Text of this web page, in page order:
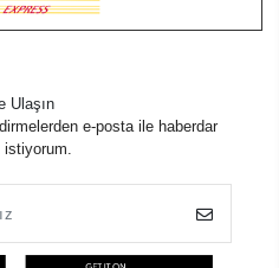
Ulaşın
e-posta ile haberdar
istiyorum.